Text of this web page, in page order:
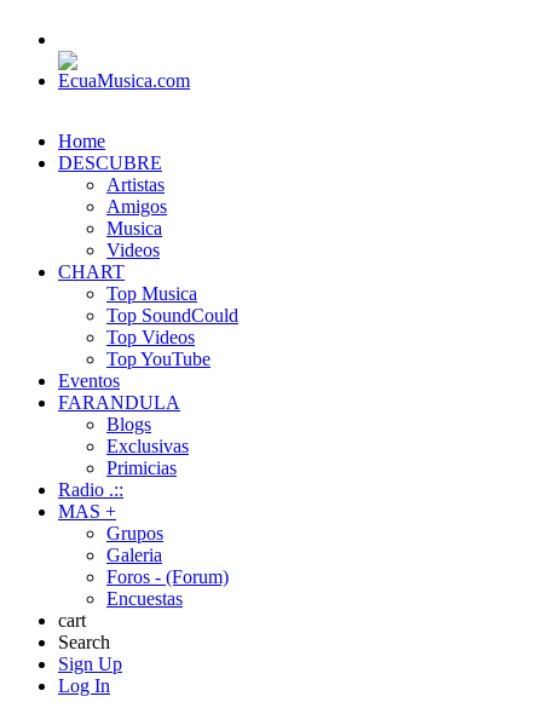
Home
DESCUBRE
Artistas
Amigos
Musica
Videos
CHART
Top Musica
Top SoundCould
Top Videos
Top YouTube
Eventos
FARANDULA
Blogs
Exclusivas
Primicias
Radio .::
MAS +
Grupos
Galeria
Foros - (Forum)
Encuestas
cart
Search
Sign Up
Log In